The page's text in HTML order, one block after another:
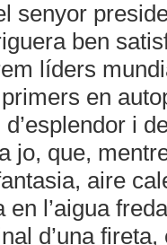
senyor
ben
líders
en
i
jo, que,
aire
l’aigua
d’una